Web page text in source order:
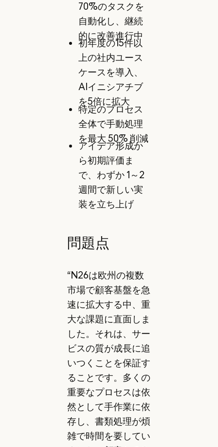
70%のタスクを
自動化し、継続
的に改善進行中
初年度の15件以
上の社内ユース
ケースを導入、
AIイニシアチブ
を5倍に拡大
特定のプロセス
全体で手動処理
を最大 50% 削減
アイデア形成か
ら初期評価ま
で、わずか 1～2
週間で新しい実
装を立ち上げ
問題点
“N26は欧州の複数
市場で顧客基盤を急
速に拡大する中、重
大な課題に直面しま
した。それは、サー
ビスの質が成長に追
いつくことを保証す
ることです。多くの
重要なプロセスは依
然として手作業に依
存し、書類処理が煩
雑で時間を要してい